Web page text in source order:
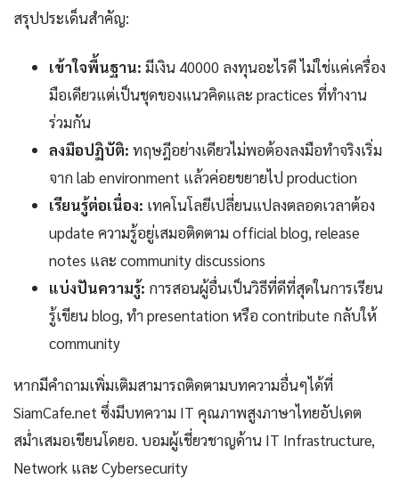
สรุปประเด็นสำคัญ:
เข้าใจพื้นฐาน: มีเงิน 40000 ลงทุนอะไรดี ไม่ใช่แค่เครื่อง
มือเดียวแต่เป็นชุดของแนวคิดและ practices ที่ทำงาน
ร่วมกัน
ลงมือปฏิบัติ: ทฤษฎีอย่างเดียวไม่พอต้องลงมือทำจริงเริ่ม
จาก lab environment แล้วค่อยขยายไป production
เรียนรู้ต่อเนื่อง: เทคโนโลยีเปลี่ยนแปลงตลอดเวลาต้อง
update ความรู้อยู่เสมอติดตาม official blog, release
notes และ community discussions
แบ่งปันความรู้: การสอนผู้อื่นเป็นวิธีที่ดีที่สุดในการเรียน
รู้เขียน blog, ทำ presentation หรือ contribute กลับให้
community
หากมีคำถามเพิ่มเติมสามารถติดตามบทความอื่นๆได้ที่
SiamCafe.net ซึ่งมีบทความ IT คุณภาพสูงภาษาไทยอัปเดต
สม่ำเสมอเขียนโดยอ. บอมผู้เชี่ยวชาญด้าน IT Infrastructure,
Network และ Cybersecurity